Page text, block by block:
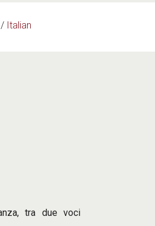
Italian
tra due voci